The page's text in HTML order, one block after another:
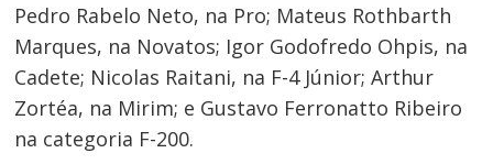
Pedro Rabelo Neto, na Pro; Mateus Rothbarth
Marques, na Novatos; Igor Godofredo Ohpis, na
Cadete; Nicolas Raitani, na F-4 Júnior; Arthur
Zortéa, na Mirim; e Gustavo Ferronatto Ribeiro
na categoria F-200.